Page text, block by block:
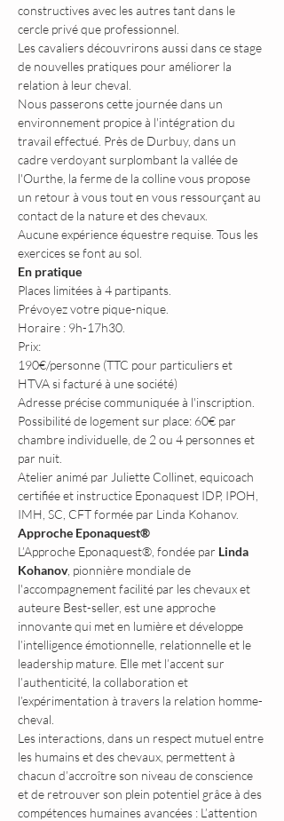
constructives avec les autres tant dans le
cercle privé que professionnel.
Les cavaliers découvrirons aussi dans ce stage
de nouvelles pratiques pour améliorer la
relation à leur cheval.
Nous passerons cette journée dans un
environnement propice à l'intégration du
travail effectué. Près de Durbuy, dans un
cadre verdoyant surplombant la vallée de
l'Ourthe, la ferme de la colline vous propose
un retour à vous tout en vous ressourçant au
contact de la nature et des chevaux.
Aucune expérience équestre requise. Tous les
exercices se font au sol.
En pratique
Places limitées à 4 partipants.
Prévoyez votre pique-nique.
Horaire : 9h-17h30.
Prix:
190€/personne (TTC pour particuliers et
HTVA si facturé à une société)
Adresse précise communiquée à l'inscription.
Possibilité de logement sur place: 60€ par
chambre individuelle, de 2 ou 4 personnes et
par nuit.
Atelier animé par Juliette Collinet, equicoach
certifiée et instructice Eponaquest IDP, IPOH,
IMH, SC, CFT formée par Linda Kohanov.
Approche Eponaquest®
L’Approche Eponaquest®, fondée par Linda
Kohanov, pionnière mondiale de
l'accompagnement facilité par les chevaux et
auteure Best-seller, est une approche
innovante qui met en lumière et développe
l’intelligence émotionnelle, relationnelle et le
leadership mature. Elle met l’accent sur
l’authenticité, la collaboration et
l’expérimentation à travers la relation homme-
cheval.
Les interactions, dans un respect mutuel entre
les humains et des chevaux, permettent à
chacun d’accroître son niveau de conscience
et de retrouver son plein potentiel grâce à des
compétences humaines avancées : L’attention